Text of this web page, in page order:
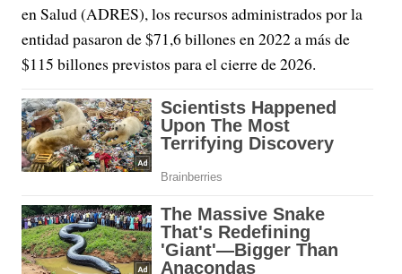
en Salud (ADRES), los recursos administrados por la
entidad pasaron de $71,6 billones en 2022 a más de
$115 billones previstos para el cierre de 2026.